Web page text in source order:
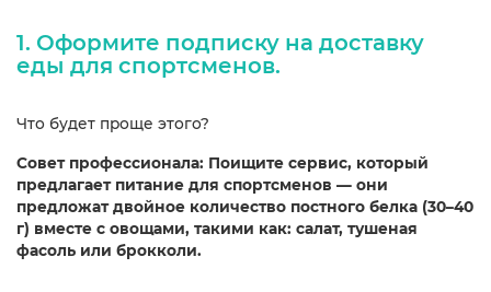
1. Оформите подписку на доставку
еды для спортсменов.
Что будет проще этого?
Совет профессионала: Поищите сервис, который
предлагает питание для спортсменов — они
предложат двойное количество постного белка (30–40
г) вместе с овощами, такими как: салат, тушеная
фасоль или брокколи.